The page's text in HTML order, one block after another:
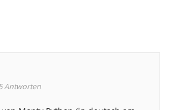
Antworten